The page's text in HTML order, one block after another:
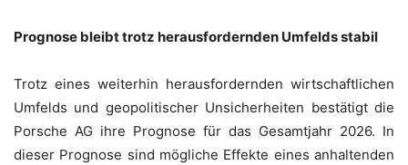
Prognose bleibt trotz herausfordernden Umfelds stabil
Trotz eines weiterhin herausfordernden wirtschaftlichen
Umfelds und geopolitischer Unsicherheiten bestätigt die
Porsche AG ihre Prognose für das Gesamtjahr 2026. In
dieser Prognose sind mögliche Effekte eines anhaltenden